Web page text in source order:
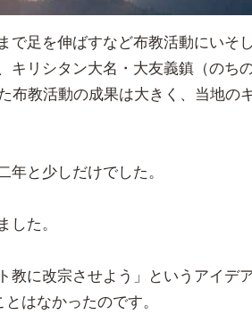
で足を伸ばすなど布教活動にいそ
リシタン大名・大友義鎮（のちの
布教活動の成果は大きく、当地の
年と少しだけでした。
した。
教に改宗させよう」というアイデ
はなかったのです。